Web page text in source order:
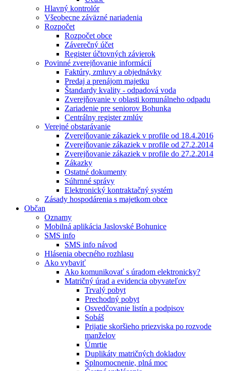
Hlavný kontrolór
Všeobecne záväzné nariadenia
Rozpočet
Rozpočet obce
Záverečný účet
Register účtovných závierok
Povinné zverejňovanie informácií
Faktúry, zmluvy a objednávky
Predaj a prenájom majetku
Štandardy kvality - odpadová voda
Zverejňovanie v oblasti komunálneho odpadu
Zariadenie pre seniorov Bohunka
Centrálny register zmlúv
Verejné obstarávanie
Zverejňovanie zákaziek v profile od 18.4.2016
Zverejňovanie zákaziek v profile od 27.2.2014
Zverejňovanie zákaziek v profile do 27.2.2014
Zákazky
Ostatné dokumenty
Súhrnné správy
Elektronický kontraktačný systém
Zásady hospodárenia s majetkom obce
Občan
Oznamy
Mobilná aplikácia Jaslovské Bohunice
SMS info
SMS info návod
Hlásenia obecného rozhlasu
Ako vybaviť
Ako komunikovať s úradom elektronicky?
Matričný úrad a evidencia obyvateľov
Trvalý pobyt
Prechodný pobyt
Osvedčovanie listín a podpisov
Sobáš
Prijatie skoršieho priezviska po rozvode
manželov
Úmrtie
Duplikáty matričných dokladov
Splnomocnenie, plná moc